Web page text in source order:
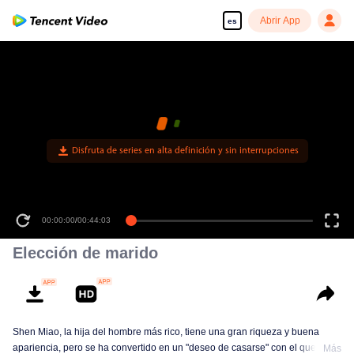
es Abrir App
Disfruta de series en alta definición y sin interrupciones
00:00:00/00:44:03
Elección de marido
Shen Miao, la hija del hombre más rico, tiene una gran riqueza y buena
apariencia, pero se ha convertido en un "deseo de casarse" con el que
Más